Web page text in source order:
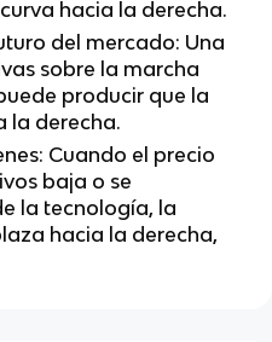
hacia la derecha.
del mercado: Una
sobre la marcha
producir que la
la derecha.
Cuando el precio
baja o se
la tecnología, la
hacia la derecha,